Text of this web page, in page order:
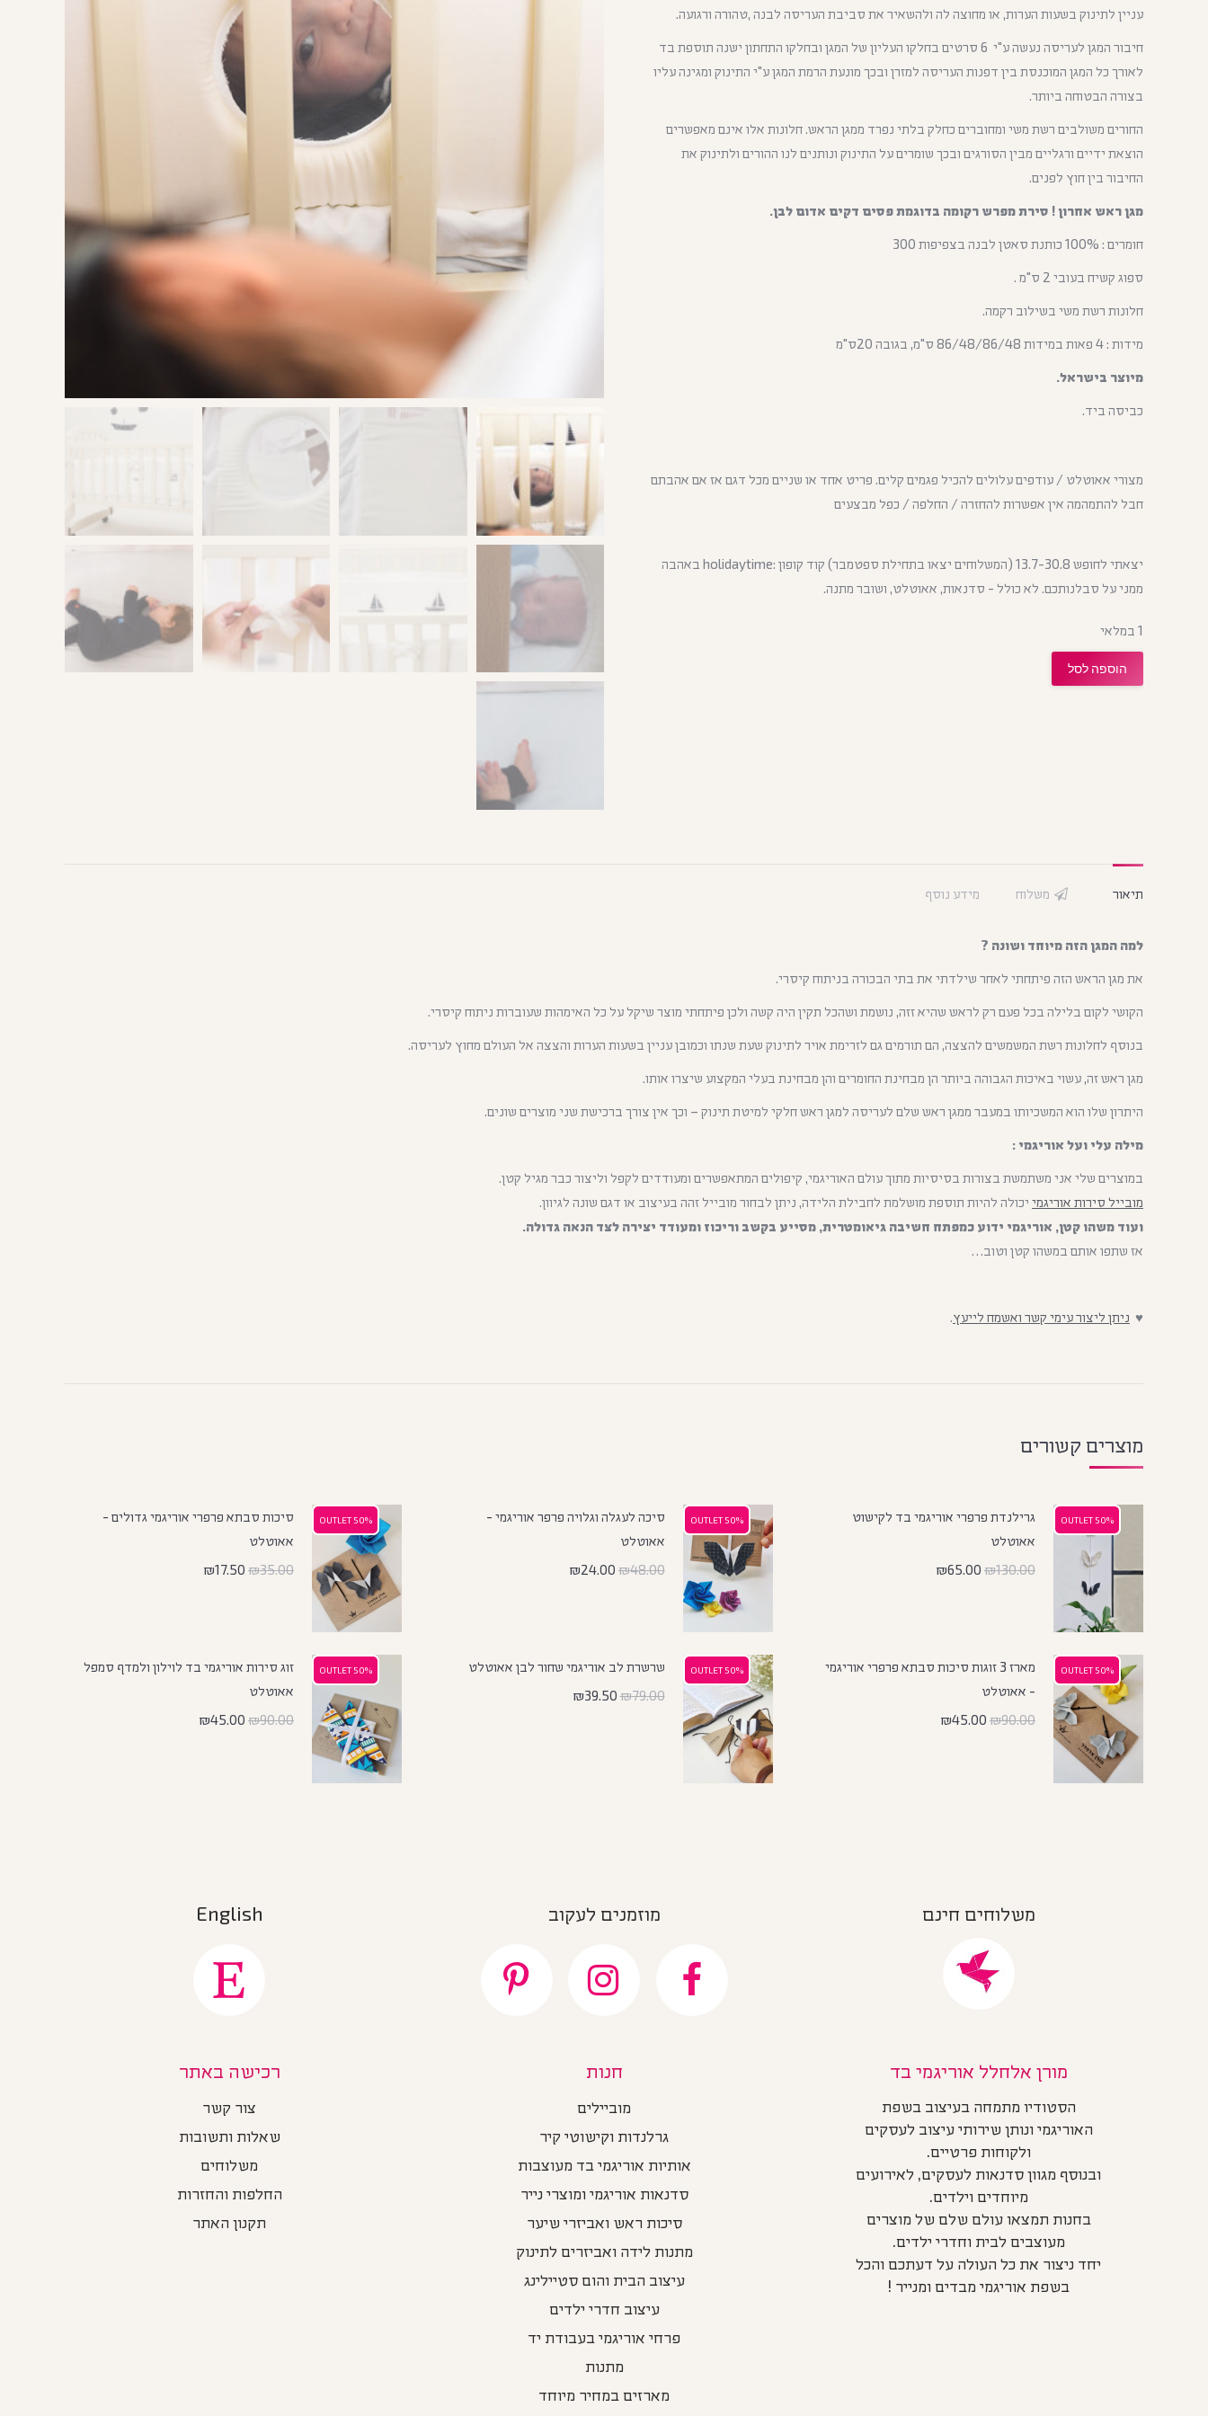
עניין לתינוק בשעות הערות, או מחוצה לה ולהשאיר את סביבת העריסה לבנה ,טהורה ורגועה.
חיבור המגן לעריסה נעשה ע"י 6 סרטים בחלקו העליון של המגן ובחלקו התחתון ישנה תוספת בד
לאורך כל המגן המוכנסת בין דפנות העריסה למזרן ובכך מונעת הרמת המגן ע"י התינוק ומגינה עליו
בצורה הבטוחה ביותר.
החורים משולבים רשת משי ומחוברים כחלק בלתי נפרד ממגן הראש. חלונות אלו אינם מאפשרים
הוצאת ידיים ורגליים מבין הסורגים ובכך שומרים על התינוק ונותנים לנו ההורים ולתינוק את
החיבור בין חוץ לפנים.
מגן ראש אחרון ! סירת מפרש רקומה בדוגמת פסים דקים אדום לבן.
חומרים : 100% כותנת סאטן לבנה בצפיפות 300
ספוג קשיח בעובי 2 ס"מ .
חלונות רשת משי בשילוב רקמה.
מידות : 4 פאות במידות 86/48/86/48 ס"מ, בגובה 20ס"מ
מיוצר בישראל.
כביסה ביד.
מצורי אאוטלט / עודפים עלולים להכיל פגמים קלים. פריט אחד או שניים מכל דגם אז אם אהבתם
חבל להתמהמה אין אפשרות להחזרה / החלפה / כפל מבצעים
יצאתי לחופש 13.7-30.8 (המשלוחים יצאו בתחילת ספטמבר) קוד קופון :holidaytime באהבה
ממני על סבלנותכם. לא כולל - סדנאות, אאוטלט, ושובר מתנה.
1 במלאי
הוספה לסל
תיאור משלוח מידע נוסף
למה המגן הזה מיוחד ושונה ?
את מגן הראש הזה פיתחתי לאחר שילדתי את בתי הבכורה בניתוח קיסרי.
הקושי לקום בלילה בכל פעם רק לראש שהיא זזה, נושמת ושהכל תקין היה קשה ולכן פיתחתי מוצר שיקל על כל האימהות שעוברות ניתוח קיסרי.
בנוסף לחלונות רשת המשמשים להצצה, הם תורמים גם לזרימת אויר לתינוק שעת שנתו וכמובן עניין בשעות הערות והצצה אל העולם מחוץ לעריסה.
מגן ראש זה, עשוי באיכות הגבוהה ביותר הן מבחינת החומרים והן מבחינת בעלי המקצוע שיצרו אותו.
היתרון שלו הוא המשכיותו במעבר ממגן ראש שלם לעריסה למגן ראש חלקי למיטת תינוק – וכך אין צורך ברכישת שני מוצרים שונים.
מילה עלי ועל אוריגמי :
במוצרים שלי אני משתמשת בצורות בסיסיות מתוך עולם האוריגמי, קיפולים המתאפשרים ומעודדים לקפל וליצור כבר מגיל קטן.
מובייל סירות אוריגמי יכולה להיות תוספת מושלמת לחבילת הלידה, ניתן לבחור מובייל זהה בעיצוב או דגם שונה לגיוון.
ועוד משהו קטן, אוריגמי ידוע כמפתח חשיבה גיאומטרית, מסייע בקשב וריכוז ומעודד יצירה לצד הנאה גדולה.
אז שתפו אותם במשהו קטן וטוב…
♥ ניתן ליצור עימי קשר ואשמח לייעץ
מוצרים קשורים
50% OUTLET
50% OUTLET
גרילנדת פרפרי אוריגמי בד לקישוט
אאוטלט
₪130.00
₪65.00
50% OUTLET
50% OUTLET
סיכה לעגלה וגלויה פרפר אוריגמי -
אאוטלט
₪48.00
₪24.00
50% OUTLET
50% OUTLET
סיכות סבתא פרפרי אוריגמי גדולים -
אאוטלט
₪35.00
₪17.50
50% OUTLET
50% OUTLET
מארז 3 זוגות סיכות סבתא פרפרי אוריגמי
- אאוטלט
₪90.00
₪45.00
50% OUTLET
50% OUTLET
שרשרת לב אוריגמי שחור לבן אאוטלט
₪79.00
₪39.50
50% OUTLET
50% OUTLET
זוג סירות אוריגמי בד לוילון ולמדף סמפל
אאוטלט
₪90.00
₪45.00
משלוחים חינם מוזמנים לעקוב English
מורן אלחלל אוריגמי בד
הסטודיו מתמחה בעיצוב בשפת
האוריגמי ונותן שירותי עיצוב לעסקים
ולקוחות פרטיים.
ובנוסף מגוון סדנאות לעסקים, לאירועים
מיוחדים וילדים.
בחנות תמצאו עולם שלם של מוצרים
מעוצבים לבית וחדרי ילדים.
יחד ניצור את כל העולה על דעתכם והכל
בשפת אוריגמי מבדים ומנייר !
חנות
מוביילים
גרלנדות וקישוטי קיר
אותיות אוריגמי בד מעוצבות
סדנאות אוריגמי ומוצרי נייר
סיכות ראש ואביזרי שיער
מתנות לידה ואביזרים לתינוק
עיצוב הבית והום סטיילינג
עיצוב חדרי ילדים
פרחי אוריגמי בעבודת יד
מתנות
מארזים במחיר מיוחד
רכישה באתר
צור קשר
שאלות ותשובות
משלוחים
החלפות והחזרות
תקנון האתר